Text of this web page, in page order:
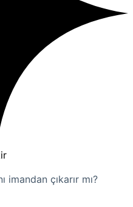
imandan çıkarır mı?